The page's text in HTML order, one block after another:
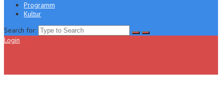
Programm
Kultur
Search for:
Login